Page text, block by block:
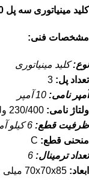
کلید مینیاتوری سه پل 10 آمپر اشنایدر الکتریک
مشخصات فنی:
نوع:کلید مینیاتوری
تعداد پل:
آمپر نامی:
ولتاژ نامی:
ظرفیت قطع:
منحنی قطع:
تعداد ترمینال:
ابعاد: